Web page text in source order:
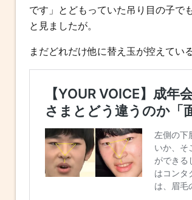
です」とどもっていた吊り目の子で
と見ましたが。
まだどれだけ他に替え玉が控えてい